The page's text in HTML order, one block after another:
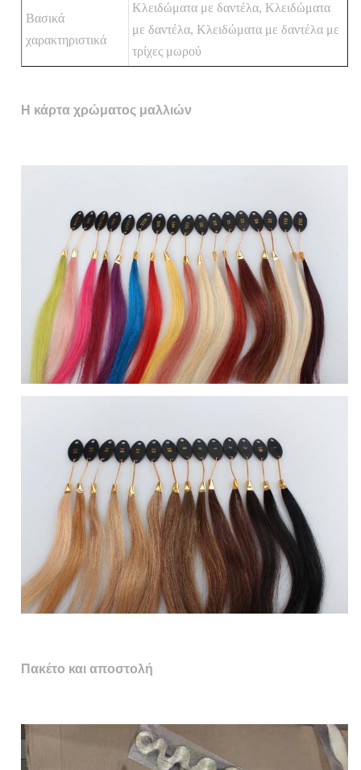
Βασικά
χαρακτηριστικά
Κλειδώματα με δαντέλα, Κλειδώματα
με δαντέλα, Κλειδώματα με δαντέλα με
τρίχες μωρού
Η κάρτα χρώματος μαλλιών
Πακέτο και αποστολή